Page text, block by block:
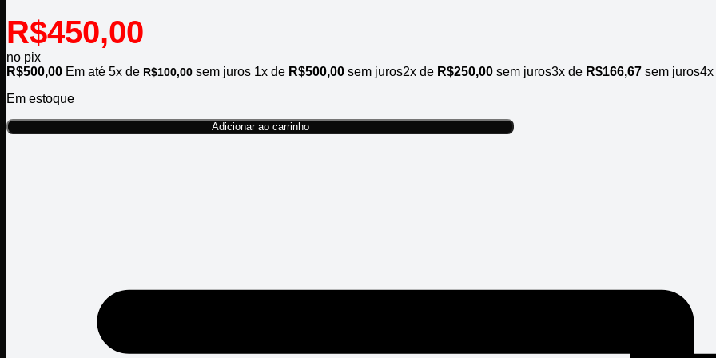
R$450,00
no pix
R$500,00 Em até 5x de R$100,00 sem juros 1x de R$500,00 sem juros2x de R$250,00 sem juros3x de R$166,67 sem juros
Em estoque
Adicionar ao carrinho